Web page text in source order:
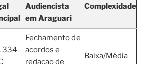
Audiencista
em Araguari
Complexidade
334
Fechamento de
acordos e
redação de
Baixa/Média